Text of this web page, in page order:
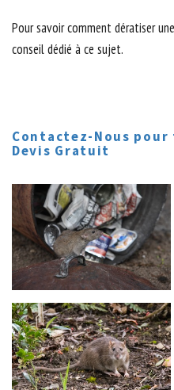
Pour savoir comment dératiser
conseil dédié à ce sujet.
Contactez-Nous pour
Devis Gratuit